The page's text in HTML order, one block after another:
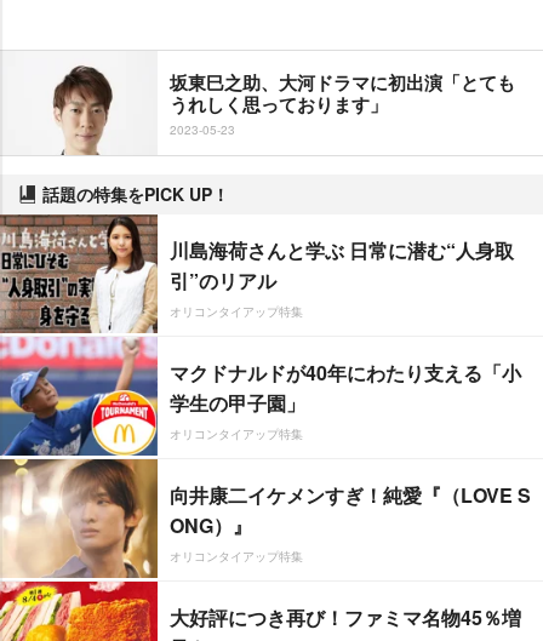
坂東巳之助、大河ドラマに初出演「とても
うれしく思っております」
2023-05-23
話題の特集をPICK UP！
川島海荷さんと学ぶ 日常に潜む“人身取
引”のリアル
オリコンタイアップ特集
マクドナルドが40年にわたり支える「小
学生の甲子園」
オリコンタイアップ特集
向井康二イケメンすぎ！純愛『（LOVE S
ONG）』
オリコンタイアップ特集
大好評につき再び！ファミマ名物45％増